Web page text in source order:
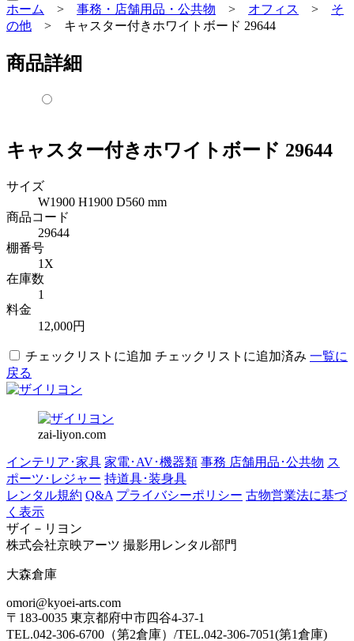
ホーム > 事務・店舗用品・公共物 > オフィス >
そ
の他
> キャスター付きホワイトボード 29644
商品詳細
キャスター付きホワイトボード 29644
サイズ
W1900 H1900 D560 mm
商品コード
29644
棚番号
1X
在庫数
1
料金
12,000円
チェックリストに追加 チェックリストに追加済み 一覧に
戻る
zai-liyon.com
インテリア･家具 家電･AV･機器類 事務 店舗用品･公共物 ス
ポーツ･レジャー 持道具･装身具
レンタル規約 Q&A プライバシーポリシー 古物営業法に基づ
く表示
ザイ－リヨン
株式会社京映アーツ 撮影用レンタル部門
大森倉庫
omori@kyoei-arts.com
〒183-0035 東京都府中市四谷4-37-1
TEL.042-306-6700（第2倉庫）/TEL.042-306-7051(第1倉庫)